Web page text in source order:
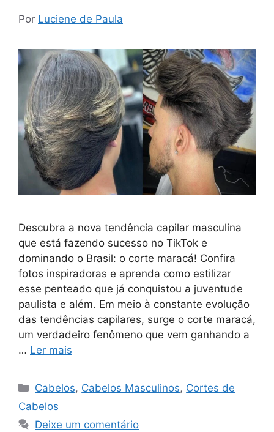
Por Luciene de Paula
Descubra a nova tendência capilar masculina
que está fazendo sucesso no TikTok e
dominando o Brasil: o corte maracá! Confira
fotos inspiradoras e aprenda como estilizar
esse penteado que já conquistou a juventude
paulista e além. Em meio à constante evolução
das tendências capilares, surge o corte maracá,
um verdadeiro fenômeno que vem ganhando a
… Ler mais
Categorias
Cabelos, Cabelos Masculinos, Cortes de
Cabelos
Deixe um comentário